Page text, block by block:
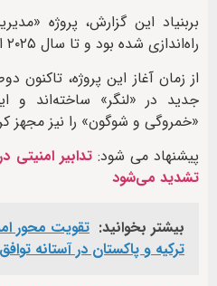
راه‌اندازی شده بود و تا سال ۲۰۲۵ ادامه خواهد داشت.
از زمان آغاز این پروژه،
جدید در «لنگر» ساخته‌اند و
«خمروگی و شوگون» را نیز مجهز
پیشنهاد می شود:تدابیر امنیتی
تشدید می‌شود
بیشتر بخوانید: تقویت محور
ترکیه و پاکستان در آستانه